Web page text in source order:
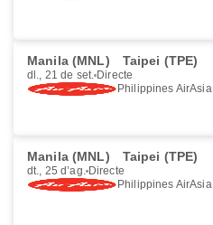
Manila (MNL) Taipei (TPE)
dl., 21 de set. Directe
Philippines AirAsia
Manila (MNL) Taipei (TPE)
dt., 25 d’ag. Directe
Philippines AirAsia